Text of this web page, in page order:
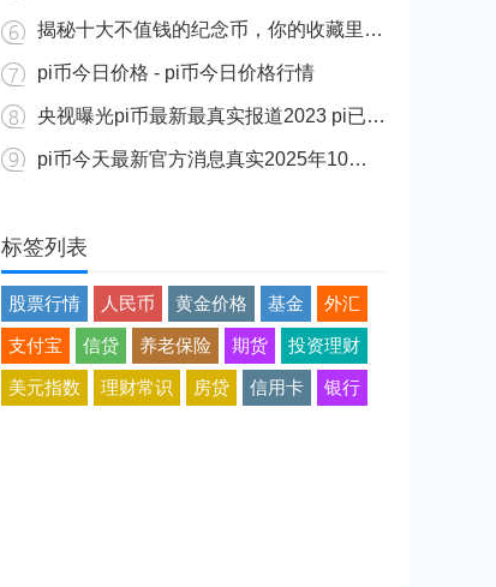
揭秘十大不值钱的纪念币，你的收藏里有吗？
pi币今日价格 - pi币今日价格行情
央视曝光pi币最新最真实报道2023 pi已经成功了是真的吗（假的）
pi币今天最新官方消息真实2025年10月 派币今天最新消息介绍
标签列表
股票行情 人民币 黄金价格 基金 外汇
支付宝 信贷 养老保险 期货 投资理财
美元指数 理财常识 房贷 信用卡 银行